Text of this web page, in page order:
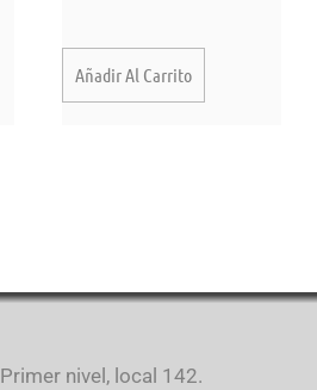
Añadir Al Carrito
nivel, local 142.